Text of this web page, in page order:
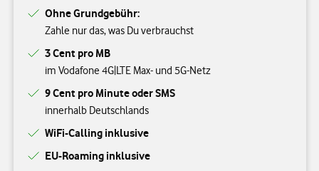
Ohne Grundgebühr:
Zahle nur das, was Du verbrauchst
3 Cent pro MB
im Vodafone 4G|LTE Max- und 5G-Netz
9 Cent pro Minute oder SMS
innerhalb Deutschlands
WiFi-Calling inklusive
EU-Roaming inklusive